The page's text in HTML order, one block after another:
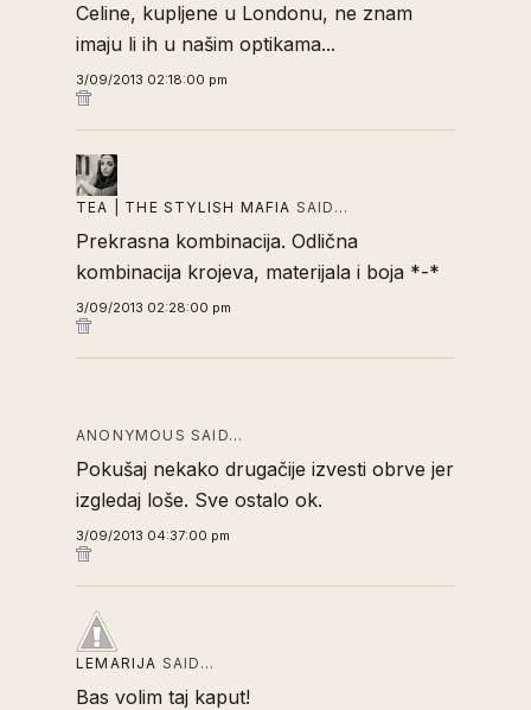
Celine, kupljene u Londonu, ne znam
imaju li ih u našim optikama...
3/09/2013 02:18:00 pm
TEA | THE STYLISH MAFIA SAID…
Prekrasna kombinacija. Odlična
kombinacija krojeva, materijala i boja *-*
3/09/2013 02:28:00 pm
ANONYMOUS SAID…
Pokušaj nekako drugačije izvesti obrve jer
izgledaj loše. Sve ostalo ok.
3/09/2013 04:37:00 pm
LEMARIJA SAID…
Bas volim taj kaput!